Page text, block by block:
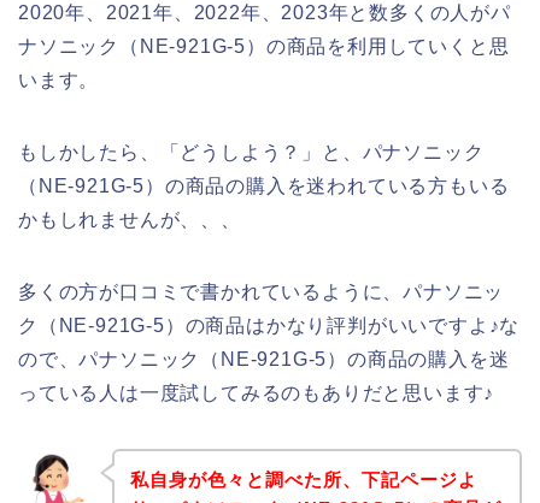
2020年、2021年、2022年、2023年と数多くの人がパ
ナソニック（NE-921G-5）の商品を利用していくと思
います。
もしかしたら、「どうしよう？」と、パナソニック
（NE-921G-5）の商品の購入を迷われている方もいる
かもしれませんが、、、
多くの方が口コミで書かれているように、パナソニッ
ク（NE-921G-5）の商品はかなり評判がいいですよ♪な
ので、パナソニック（NE-921G-5）の商品の購入を迷
っている人は一度試してみるのもありだと思います♪
私自身が色々と調べた所、下記ページよ